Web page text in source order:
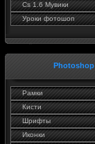
Cs 1.6 Мувики
Уроки фотошоп
Photoshop
Рaмки
Кисти
Шрифты
Иконки